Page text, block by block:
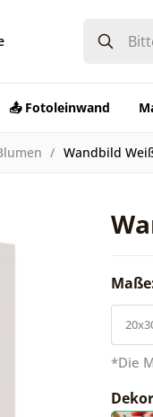
📤 Fotoleinwand
Wandbild
*Die